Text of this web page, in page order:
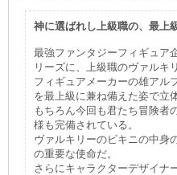
神に選ばれし上級職の、最上
最強ファンタジーフィギュア
リーズに、上級職のヴァルキ
フィギュアメーカーの雄アル
を最上級に兼ね備えた姿で立
もちろん今回も君たち冒険者
様も完備されている。
ヴァルキリーのビキニの中身
の重要な使命だ。
さらにキャラクターデザイナ